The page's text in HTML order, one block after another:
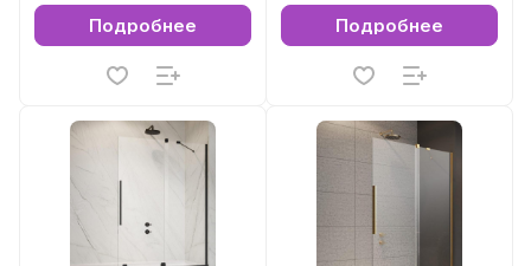
Подробнее Подробнее